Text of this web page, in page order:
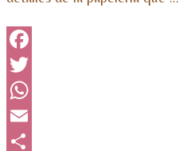
Facebook
Twitter
WhatsApp
Email